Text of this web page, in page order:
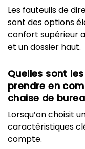
Les fauteuils de
sont des options
confort supérieur
et un dossier haut.
Quelles sont
prendre en
chaise de
Lorsqu’on choisit
caractéristiques
compte.